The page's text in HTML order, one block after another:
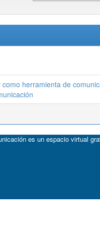
como herramienta de
es un espacio virtual